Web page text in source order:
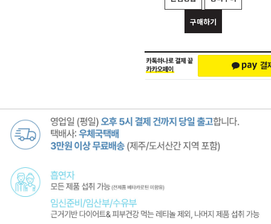
구매하기